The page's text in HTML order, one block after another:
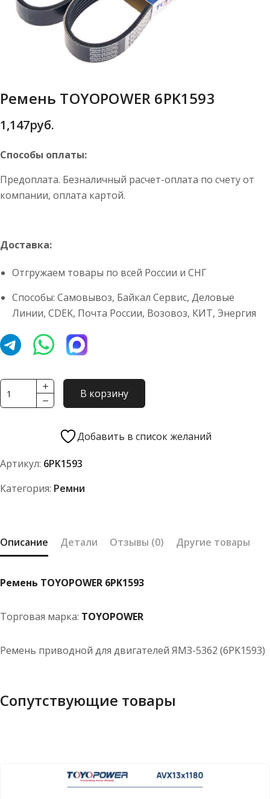
Ремень TOYOPOWER 6PK1593
1,147руб.
Способы оплаты:
Предоплата. Безналичный расчет-оплата по счету от
компании, оплата картой.
Доставка:
Отгружаем товары по всей России и СНГ
Способы: Самовывоз, Байкал Сервис, Деловые
Линии, CDEK, Почта России, Возовоз, КИТ, Энергия
Количество
товара
В корзину
Добавить в список желаний
Артикул: 6PK1593
Категория: Ремни
Описание Детали Отзывы (0) Другие товары
Ремень TOYOPOWER 6PK1593
Торговая марка: TOYOPOWER
Ремень приводной для двигателей ЯМЗ-5362 (6PK1593)
Сопутствующие товары